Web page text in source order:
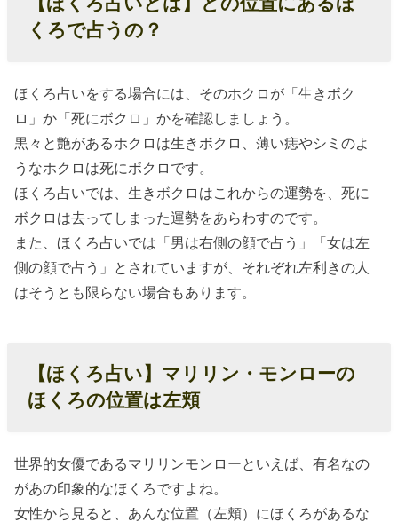
置にあるほく
ろで占うの？
い】マリリ
ン・モンロー
のほくろの位
置は左頬
› 【ほくろ占い
で分かる運
上がるほくろ
占い：
下唇の
がある
人の運
くろで占うの？
ほくろ占いをする場合には、そのホクロが「生きボク
ロ」か「死にボクロ」かを確認しましょう。
黒々と艶があるホクロは生きボクロ、薄い痣やシミのよ
うなホクロは死にボクロです。
ほくろ占いでは、生きボクロはこれからの運勢を、死に
ボクロは去ってしまった運勢をあらわすのです。
また、ほくろ占いでは「男は右側の顔で占う」「女は左
側の顔で占う」とされていますが、それぞれ左利きの人
はそうとも限らない場合もあります。
【ほくろ占い】 マリリン・モンローの
ほくろの位置は左頬
世界的女優であるマリリンモンローといえば、有名なの
があの印象的なほくろですよね。
女性から見ると、あんな位置（左頬）にほくろがあるな